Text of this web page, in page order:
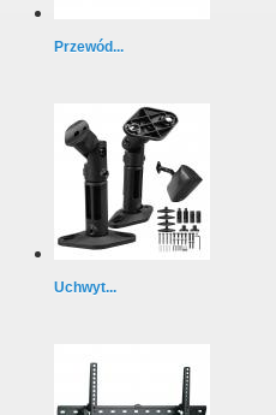
Przewód...
Uchwyt...